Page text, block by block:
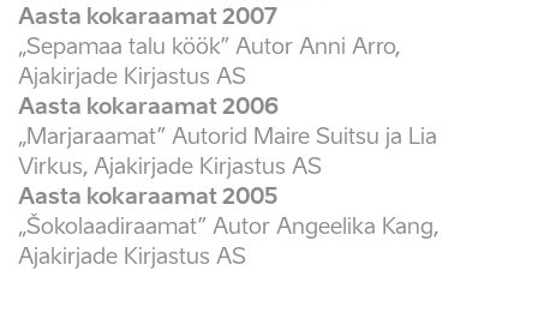
Aasta kokaraamat 2007
„Sepamaa talu köök” Autor Anni Arro,
Ajakirjade Kirjastus AS
Aasta kokaraamat 2006
„Marjaraamat” Autorid Maire Suitsu ja Lia
Virkus, Ajakirjade Kirjastus AS
Aasta kokaraamat 2005
„Šokolaadiraamat” Autor Angeelika Kang,
Ajakirjade Kirjastus AS